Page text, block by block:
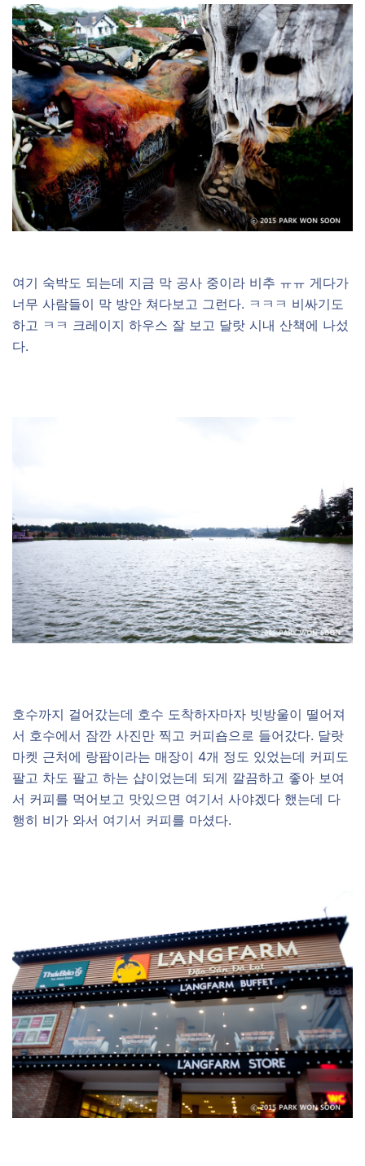
여기 숙박도 되는데 지금 막 공사 중이라 비추 ㅠㅠ 게다가
너무 사람들이 막 방안 쳐다보고 그런다. ㅋㅋㅋ 비싸기도
하고 ㅋㅋ 크레이지 하우스 잘 보고 달랏 시내 산책에 나섰
다.
호수까지 걸어갔는데 호수 도착하자마자 빗방울이 떨어져
서 호수에서 잠깐 사진만 찍고 커피숍으로 들어갔다. 달랏
마켓 근처에 랑팜이라는 매장이 4개 정도 있었는데 커피도
팔고 차도 팔고 하는 샵이었는데 되게 깔끔하고 좋아 보여
서 커피를 먹어보고 맛있으면 여기서 사야겠다 했는데 다
행히 비가 와서 여기서 커피를 마셨다.